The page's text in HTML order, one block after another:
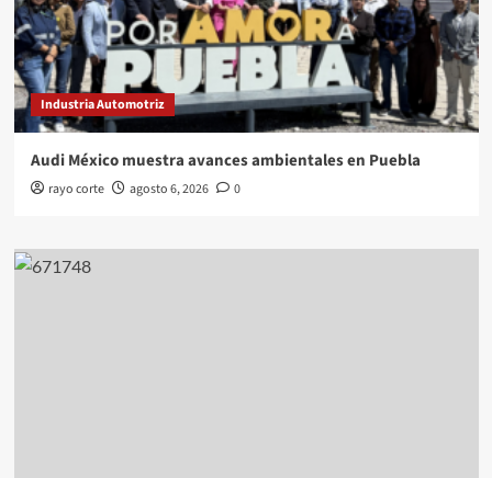
Industria Automotriz
Audi México muestra avances ambientales en Puebla
rayo corte agosto 6, 2026 0